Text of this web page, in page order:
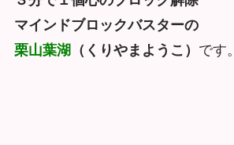
マインドブロックバスターの
栗山葉湖 （くりやまようこ） です。